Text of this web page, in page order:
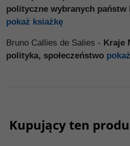
polityczne wybranych państw
pokaż ksiażkę
Bruno Callies de Salies - Kraje
polityka, społeczeństwo
Kupujący ten